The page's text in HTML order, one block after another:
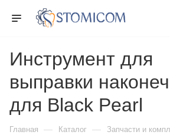
Инструмент для
выправки
для Black Pearl
Главная — Каталог — Запчасти и